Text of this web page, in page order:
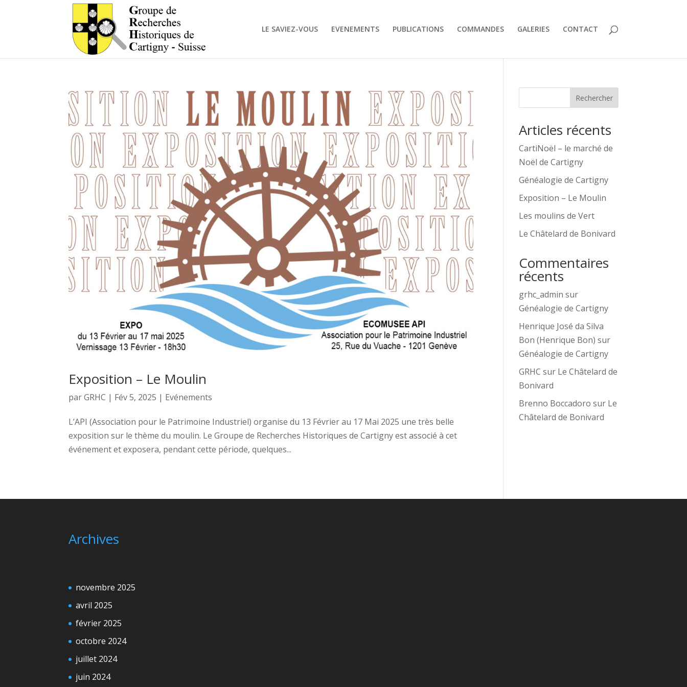
LE SAVIEZ-VOUS EVENEMENTS PUBLICATIONS COMMANDES GALERIES CONTACT
Exposition – Le Moulin
parGRHC | Fév 5, 2025 | Evénements
L’API (Association pour le Patrimoine Industriel) organise du 13 Février au 17 Mai 2025 une très belle
exposition sur le thème du moulin. Le Groupe de Recherches Historiques de Cartigny est associé à cet
événement et exposera, pendant cette période, quelques...
Rechercher
Articles récents
CartiNoël – le marché de
Noël de Cartigny
Généalogie de Cartigny
Exposition – Le Moulin
Les moulins de Vert
Le Châtelard de Bonivard
Commentaires
récents
grhc_admin sur
Généalogie de Cartigny
Henrique José da Silva
Bon (Henrique Bon) sur
Généalogie de Cartigny
GRHC sur Le Châtelard de
Bonivard
Brenno Boccadoro sur Le
Châtelard de Bonivard
Archives
novembre 2025
avril 2025
février 2025
octobre 2024
juillet 2024
juin 2024